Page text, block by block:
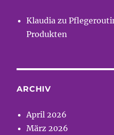
Klaudia zu
Produkten
ARCHIV
April 2026
März 2026